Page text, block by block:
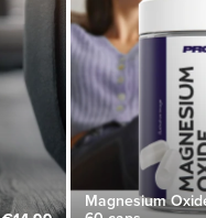
Magnesium